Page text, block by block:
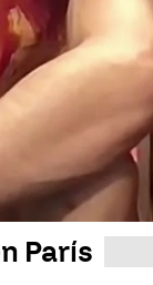
y Álvaro Martín
el oro en
recargar
paso: "Ahí
Al final
en 20 y 35
París